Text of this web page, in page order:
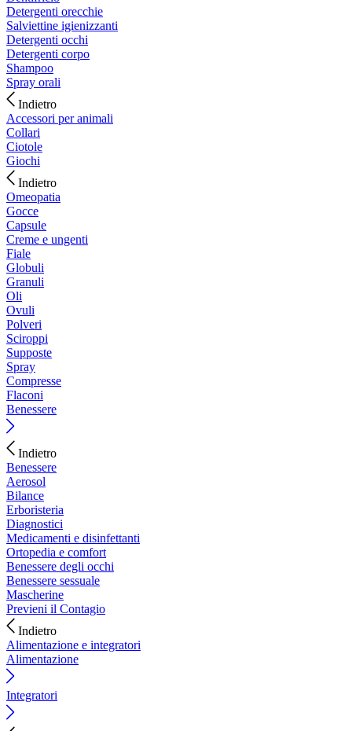
Detergenti orecchie
Salviettine igienizzanti
Detergenti occhi
Detergenti corpo
Shampoo
Spray orali
Indietro
Accessori per animali
Collari
Ciotole
Giochi
Indietro
Omeopatia
Gocce
Capsule
Creme e ungenti
Fiale
Globuli
Granuli
Oli
Ovuli
Polveri
Sciroppi
Supposte
Spray
Compresse
Flaconi
Benessere
Indietro
Benessere
Aerosol
Bilance
Erboristeria
Diagnostici
Medicamenti e disinfettanti
Ortopedia e comfort
Benessere degli occhi
Benessere sessuale
Mascherine
Previeni il Contagio
Indietro
Alimentazione e integratori
Alimentazione
Integratori